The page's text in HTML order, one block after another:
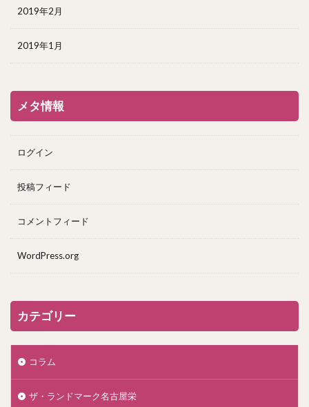
2019年2月
2019年1月
メタ情報
ログイン
投稿フィード
コメントフィード
WordPress.org
カテゴリー
コラム
ザ・ランドマーク名古屋栄